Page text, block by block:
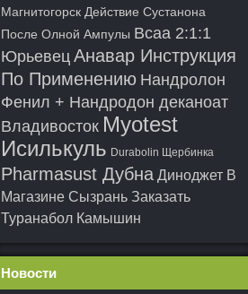
Магнитогорск Действие Сустанона
После Олной Ампулы Bcaa 2:1:1
Юрьевец Анавар Инструкция
По Применению Нандролон
Фенил + Нандродон деканоат
Владивосток Myotest
Исилькуль Durabolin Щербинка
Pharmasust Дубна Диноджет В
Магазине Сызрань Заказать
Туранабол Камышин
Новости